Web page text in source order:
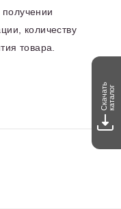
количеству
товара.
Скачатькаталог